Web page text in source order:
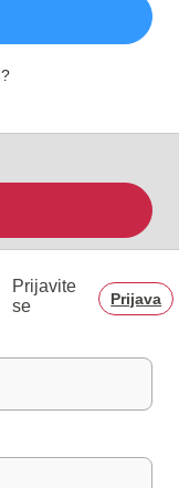
Prijavite
se
Prijava